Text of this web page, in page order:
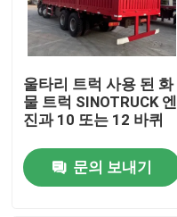
울타리 트럭 사용 된 화
물 트럭 SINOTRUCK 엔
진과 10 또는 12 바퀴
문의 보내기